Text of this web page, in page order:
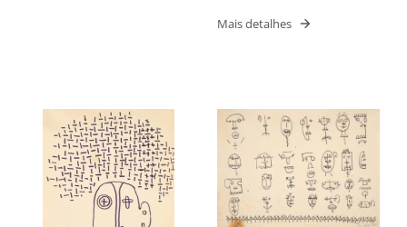
Mais detalhes